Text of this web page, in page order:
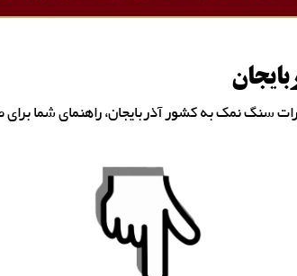
سنگ نمک به کشور آذربایجان، راهنمای شما